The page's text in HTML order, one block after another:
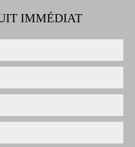
IMMÉDIAT